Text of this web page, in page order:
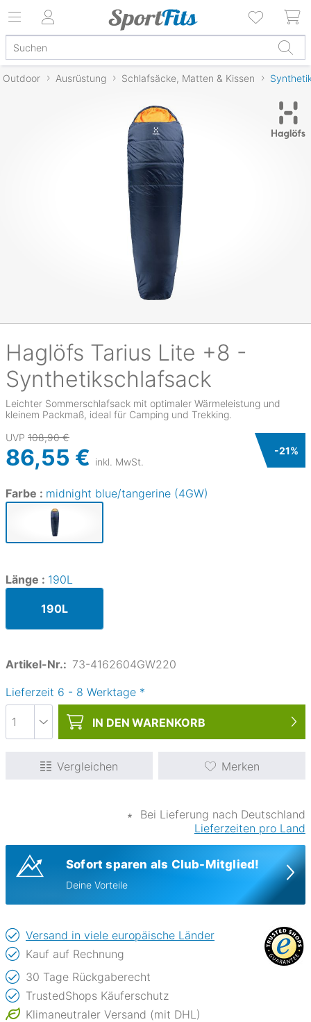
Outdoor Ausrüstung Schlafsäcke, Matten & Kissen
Haglöfs Tarius Lite +8 -
Synthetikschlafsack
Leichter Sommerschlafsack mit optimaler Wärmeleistung und
kleinem Packmaß, ideal für Camping und Trekking.
UVP 108,90 €
86,55 € inkl. MwSt.
-21%
Farbe : midnight blue/tangerine (4GW)
Länge : 190L
190L
Artikel-Nr.: 73-4162604GW220
Lieferzeit 6 - 8 Werktage *
IN DEN WARENKORB
Vergleichen Merken
∗
Bei Lieferung nach Deutschland
Lieferzeiten pro Land
Sofort sparen als Club-Mitglied!
Deine Vorteile
Versand in viele europäische Länder
Kauf auf Rechnung
30 Tage Rückgaberecht
TrustedShops Käuferschutz
Klimaneutraler Versand (mit DHL)